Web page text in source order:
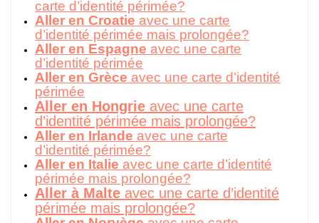
carte d’identité périmée?
Aller en Croatie avec une carte
d’identité périmée mais prolongée?
Aller en Espagne avec une carte
d’identité périmée
Aller en Grèce avec une carte d’identité
périmée
Aller en Hongrie avec une carte
d’identité périmée mais prolongée?
Aller en Irlande avec une carte
d’identité périmée?
Aller en Italie avec une carte d’identité
périmée mais prolongée?
Aller à Malte avec une carte d’identité
périmée mais prolongée?